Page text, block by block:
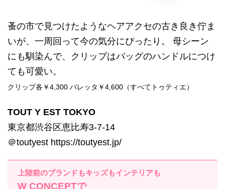
蚤の市で見つけたようなヘアアクセの古き良き佇ま
いが、一周回って今の気分にぴったり。 母シーン
にも馴染んで、クリップはバッグのハンドルにつけ
ても可愛い。
クリップ各￥4,300 バレッタ￥4,600（すべてトゥティエ）
TOUT Y EST TOKYO
東京都渋谷区恵比寿3-7-14
＠toutyest https://toutyest.jp/
上陸前のブランドもキッズもインテリアも
W CONCEPTで